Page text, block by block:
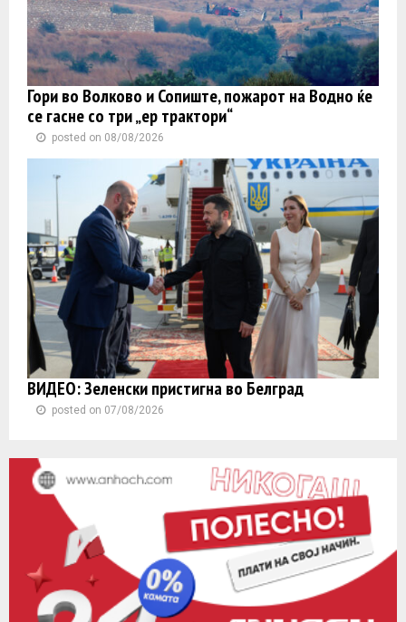
Гори во Волково и Сопиште, пожарот на Водно ќе
се гасне со три „ер трактори“
posted on 08/08/2026
ВИДЕО: Зеленски пристигна во Белград
posted on 07/08/2026